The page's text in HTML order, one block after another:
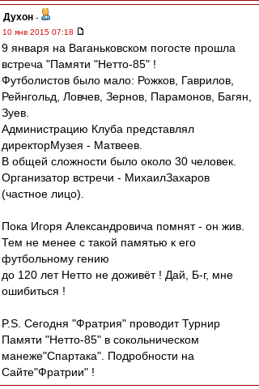
Духон -
10 янв 2015 07:18
9 января на Ваганьковском погосте прошла
встреча "Памяти "Нетто-85" !
Футболистов было мало: Рожков, Гаврилов,
Рейнгольд, Ловчев, Зернов, Парамонов, Багян,
Зуев.
Администрацию Клуба представлял
директорМузея - Матвеев.
В общей сложности было около 30 человек.
Организатор встречи - МихаилЗахаров
(частное лицо).
Пока Игоря Александровича помнят - он жив.
Тем не менее с такой памятью к его
футбольному гению
до 120 лет Нетто не доживёт ! Дай, Б-г, мне
ошибиться !
P.S. Cегодня "Фратрия" проводит Турнир
Памяти "Нетто-85" в сокольническом
манеже"Спартака". Подробности на
Сайте"Фратрии" !